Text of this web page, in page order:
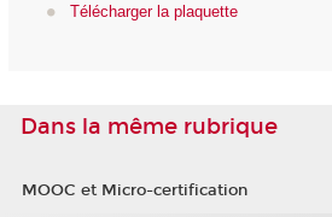
Télécharger la plaquette
Dans la même rubrique
MOOC et Micro-certification